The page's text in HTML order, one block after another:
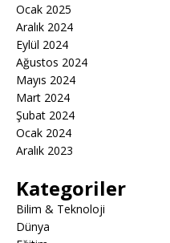
Ocak 2025
Aralık 2024
Eylül 2024
Ağustos 2024
Mayıs 2024
Mart 2024
Şubat 2024
Ocak 2024
Aralık 2023
Kategoriler
Bilim & Teknoloji
Dünya